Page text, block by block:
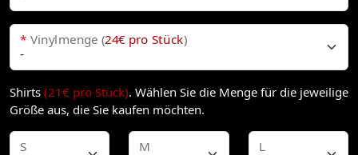
* Vinylmenge (24€ pro Stück)
Shirts (21€ pro Stück). Wählen Sie die Menge für die jeweilige
Größe aus, die Sie kaufen möchten.
S M L